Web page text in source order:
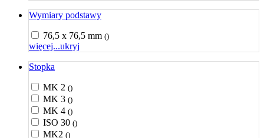
Wymiary podstawy
76,5 x 76,5 mm ()
więcej...ukryj
Stopka
MK 2 ()
MK 3 ()
MK 4 ()
ISO 30 ()
MK2 ()